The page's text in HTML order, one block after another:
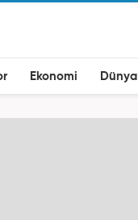
Ekonomi Dünya